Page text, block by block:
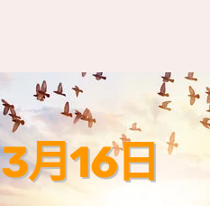
3月16日